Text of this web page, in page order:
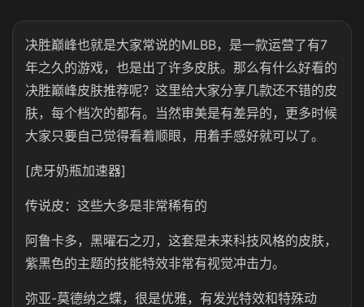
决胜巅峰也就是大家常说的MLBB，是一款运营了有7
年之久的游戏，也是出了许多皮肤。那么有什么好看的
决胜巅峰皮肤推荐呢？这里给大家分享几款还不错的皮
肤，每个档次的都有。当然审美是有差异的，更多时候
大家只要自己觉得看着顺眼，用着手感好就可以了。
[虎牙奶瓶加速器]
传说皮：这些大多是非常稀有的
阿鲁卡多，黑曜石之刃，这套是未来科技风格的皮肤，
紫黑色的主题的技能特效非常有视觉冲击力。
弥亚-莫德纳之蝶，很是优雅，有发光特效和特殊动